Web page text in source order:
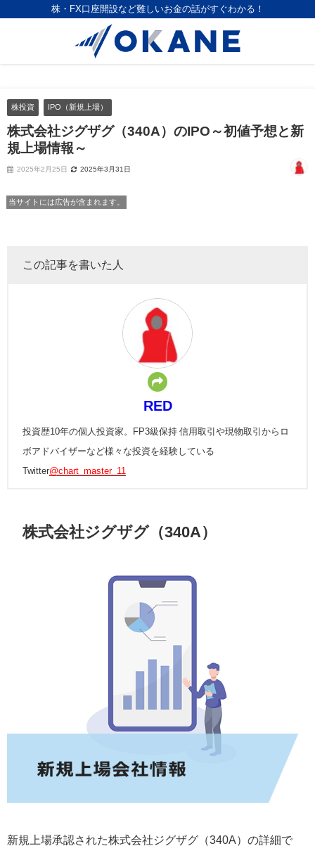
株・FX口座開設など難しいお金の話がすぐわかる！
株投資 IPO（新規上場）
株式会社ジグザグ（340A）のIPO～初値予想と新
規上場情報～
2025年2月25日 2025年3月31日
当サイトには広告が含まれます。
この記事を書いた人
RED
投資歴10年の個人投資家。FP3級保持 信用取引や現物取引からロ
ボアドバイザーなど様々な投資を経験している
Twitter@chart_master_11
株式会社ジグザグ（340A）
新規上場承認された株式会社ジグザグ（340A）の詳細で